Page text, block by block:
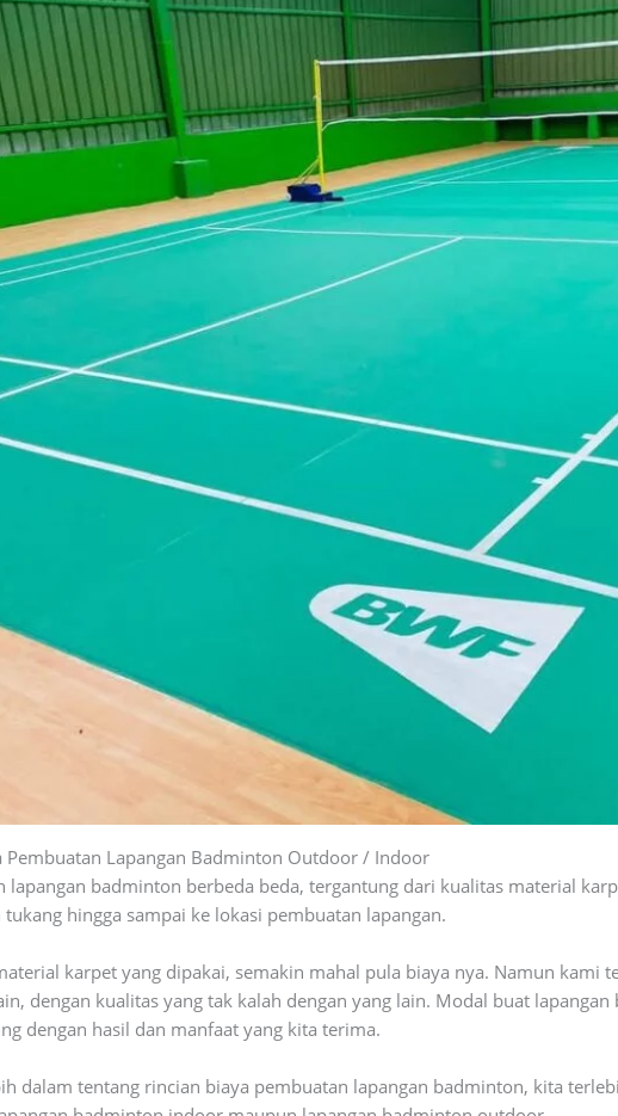
Pembuatan Lapangan Badminton Outdoor / Indoor
lapangan badminton berbeda beda, tergantung dari kualitas material
hingga sampai ke lokasi pembuatan lapangan.
karpet yang dipakai, semakin mahal pula biaya nya. Namun kami
dengan kualitas yang tak kalah dengan yang lain. Modal buat
dengan hasil dan manfaat yang kita terima.
dalam tentang rincian biaya pembuatan lapangan badminton, kita